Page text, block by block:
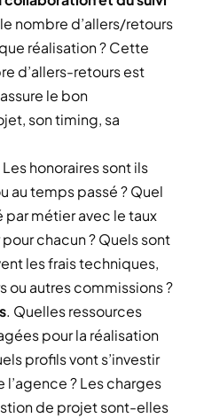
nombre d’allers/retours
réalisation ? Cette
d’allers-retours est
le bon
son timing, sa
Les honoraires sont ils
au temps passé ? Quel
métier avec le taux
chacun ? Quels sont
les frais techniques,
ou autres commissions ?
. Quelles ressources
pour la réalisation
profils vont s’investir
l’agence ? Les charges
de projet sont-elles